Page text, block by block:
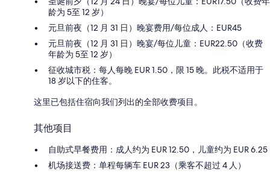
龄为 5至 12 岁）
元旦前夜（12 月 31 日）晚宴费用/每位成人：EUR45
元旦前夜（12 月 31 日）晚宴/每位儿童：EUR22.50（收费
年龄为 5至 12 岁）
征收城市税：每人每晚 EUR 1.50，限 15 晚。此税不适用于
18 岁以下的住客。
这里已包括住宿向我们列出的全部收费项目。
其他项目
自助式早餐费用：成人约为 EUR 12.50，儿童约为 EUR 6.25
机场接送费：单程每辆车 EUR 23（乘客不超过 4 人）